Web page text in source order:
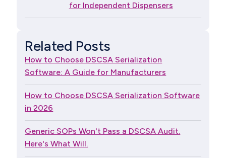
for Independent Dispensers
Related Posts
How to Choose DSCSA Serialization
Software: A Guide for Manufacturers
How to Choose DSCSA Serialization Software
in 2026
Generic SOPs Won't Pass a DSCSA Audit.
Here's What Will.